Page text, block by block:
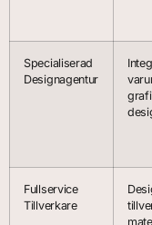
Specialiserad
Designagentur
Fullservice
Tillverkare